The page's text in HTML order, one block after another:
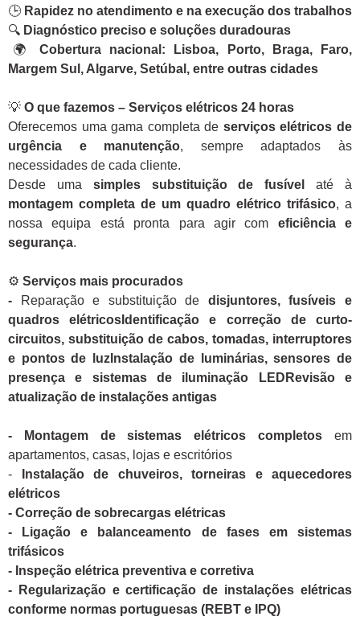
🕒 Rapidez no atendimento e na execução dos trabalhos
🔍 Diagnóstico preciso e soluções duradouras
🌍 Cobertura nacional: Lisboa, Porto, Braga, Faro,
Margem Sul, Algarve, Setúbal, entre outras cidades
💡 O que fazemos – Serviços elétricos 24 horas
Oferecemos uma gama completa de serviços elétricos de
urgência e manutenção, sempre adaptados às
necessidades de cada cliente.
Desde uma simples substituição de fusível
até à
montagem completa de um quadro elétrico trifásico, a
nossa equipa está pronta para agir com eficiência e
segurança.
⚙️ Serviços mais procurados
-
Reparação e substituição de disjuntores, fusíveis e
quadros elétricosIdentificação e correção de curto-
circuitos, substituição de cabos, tomadas, interruptores
e pontos de luzInstalação de luminárias, sensores de
presença e sistemas de iluminação LEDRevisão e
atualização de instalações antigas
- Montagem de sistemas elétricos completos em
apartamentos, casas, lojas e escritórios
-
Instalação de chuveiros, torneiras e aquecedores
elétricos
- Correção de sobrecargas elétricas
- Ligação e balanceamento de fases em sistemas
trifásicos
- Inspeção elétrica preventiva e corretiva
- Regularização e certificação de instalações elétricas
conforme normas portuguesas (REBT e IPQ)